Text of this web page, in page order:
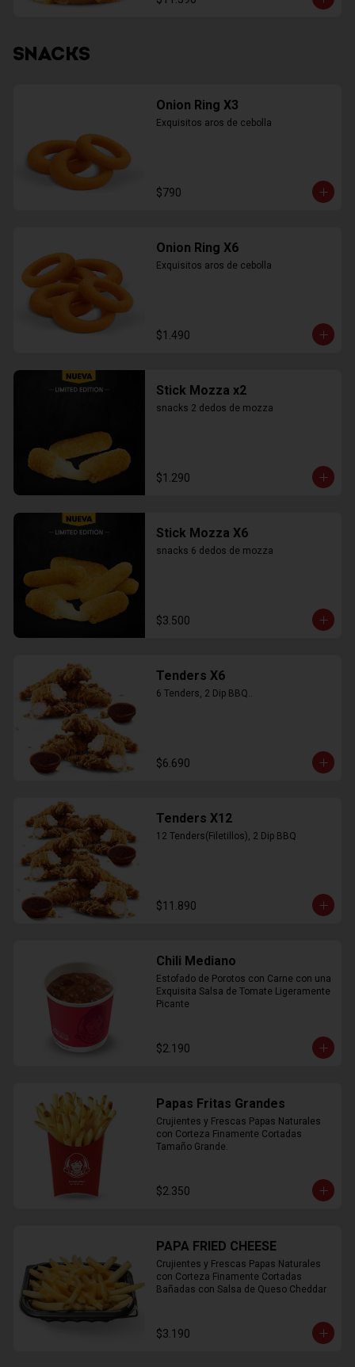
SNACKS
Onion Ring X3
Exquisitos aros de cebolla
$790
Onion Ring X6
Exquisitos aros de cebolla
$1.490
Stick Mozza x2
snacks 2 dedos de mozza
$1.290
Stick Mozza X6
snacks 6 dedos de mozza
$3.500
Tenders X6
6 Tenders, 2 Dip BBQ..
$6.690
Tenders X12
12 Tenders(Filetillos), 2 Dip BBQ
$11.890
Chili Mediano
Estofado de Porotos con Carne con una
Exquisita Salsa de Tomate Ligeramente
Picante
$2.190
Papas Fritas Grandes
Crujientes y Frescas Papas Naturales
con Corteza Finamente Cortadas
Tamaño Grande.
$2.350
PAPA FRIED CHEESE
Crujientes y Frescas Papas Naturales
con Corteza Finamente Cortadas
Bañadas con Salsa de Queso Cheddar
$3.190